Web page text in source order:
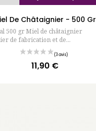
De Châtaignier - 500 Gr
500 gr Miel de châtaignier
de fabrication et de...
Prix
11,90 €